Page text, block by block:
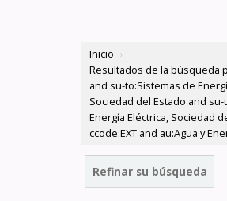
Inicio ›
Resultados de la búsqueda
and su-to:Sistemas de
Sociedad del Estado and
Energía Eléctrica, Sociedad
ccode:EXT and au:Agua y
Refinar su búsqueda